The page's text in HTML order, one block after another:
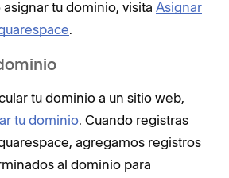
tu dominio, visita Asignar
.
tu dominio a un sitio web,
tu dominio. Cuando registras
agregamos registros
al dominio para